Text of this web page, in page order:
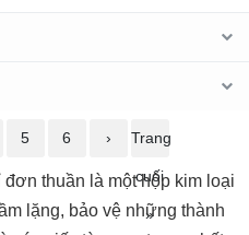
5 6 › Trang
cuối
»
đơn thuần là một hộp kim loại
lặng, bảo vệ những thành